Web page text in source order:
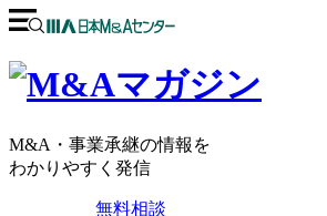
M&A・事業承継の情報を
わかりやすく発信
無料相談